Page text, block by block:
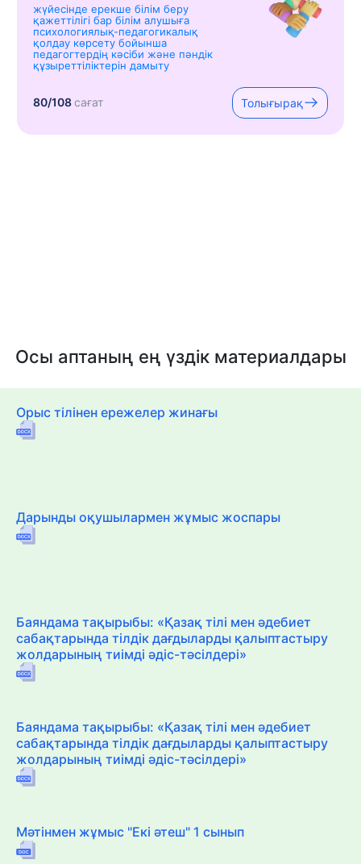
жүйесінде ерекше білім беру
қажеттілігі бар білім алушыға
психологиялық-педагогикалық
қолдау көрсету бойынша
педагогтердің кәсіби және пәндік
құзыреттіліктерін дамыту
80/108сағат Толығырақ
Осы аптаның ең үздік материалдары
Орыс тілінен ережелер жинағы
Дарынды оқушылармен жұмыс жоспары
Баяндама тақырыбы: «Қазақ тілі мен әдебиет
сабақтарында тілдік дағдыларды қалыптастыру
жолдарының тиімді әдіс-тәсілдері»
Баяндама тақырыбы: «Қазақ тілі мен әдебиет
сабақтарында тілдік дағдыларды қалыптастыру
жолдарының тиімді әдіс-тәсілдері»
Мәтінмен жұмыс "Екі әтеш" 1 сынып